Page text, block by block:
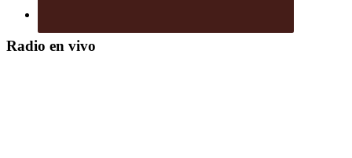
Radio en vivo